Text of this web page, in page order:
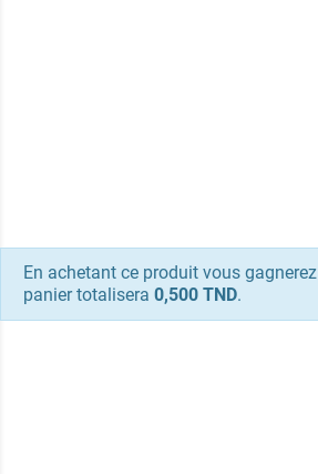
En achetant ce produit vous gagnerez
panier totalisera 0,500 TND.